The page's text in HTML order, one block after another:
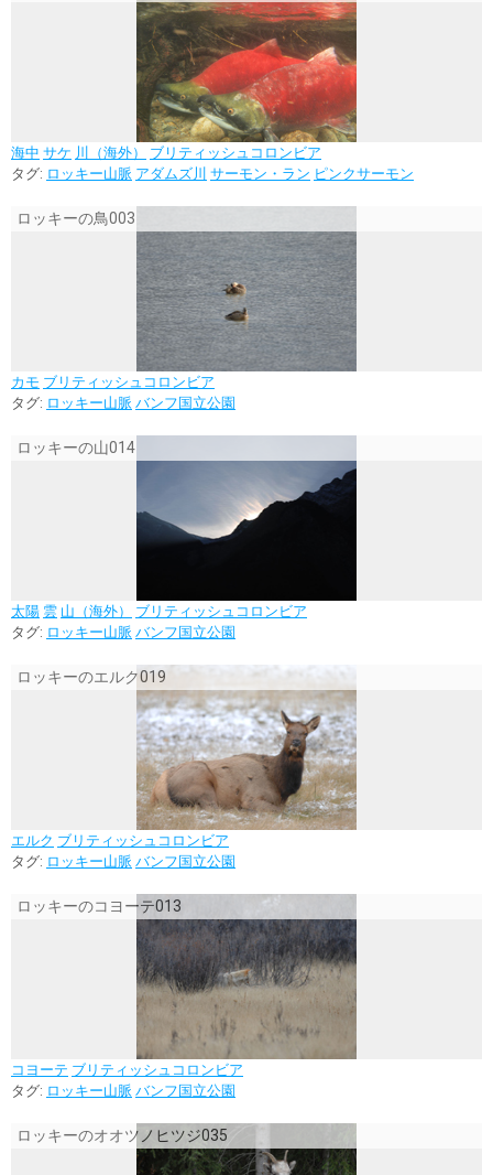
海中 サケ 川（海外）
ブリティッシュコロンビア
タグ: ロッキー山脈 アダムズ川 サーモン・ラン ピンクサーモン
ロッキーの鳥003
カモ ブリティッシュコロンビア
タグ: ロッキー山脈 バンフ国立公園
ロッキーの山014
太陽 雲 山（海外）
ブリティッシュコロンビア
タグ: ロッキー山脈 バンフ国立公園
ロッキーのエルク019
エルク ブリティッシュコロンビア
タグ: ロッキー山脈 バンフ国立公園
ロッキーのコヨーテ013
コヨーテ ブリティッシュコロンビア
タグ: ロッキー山脈 バンフ国立公園
ロッキーのオオツノヒツジ035